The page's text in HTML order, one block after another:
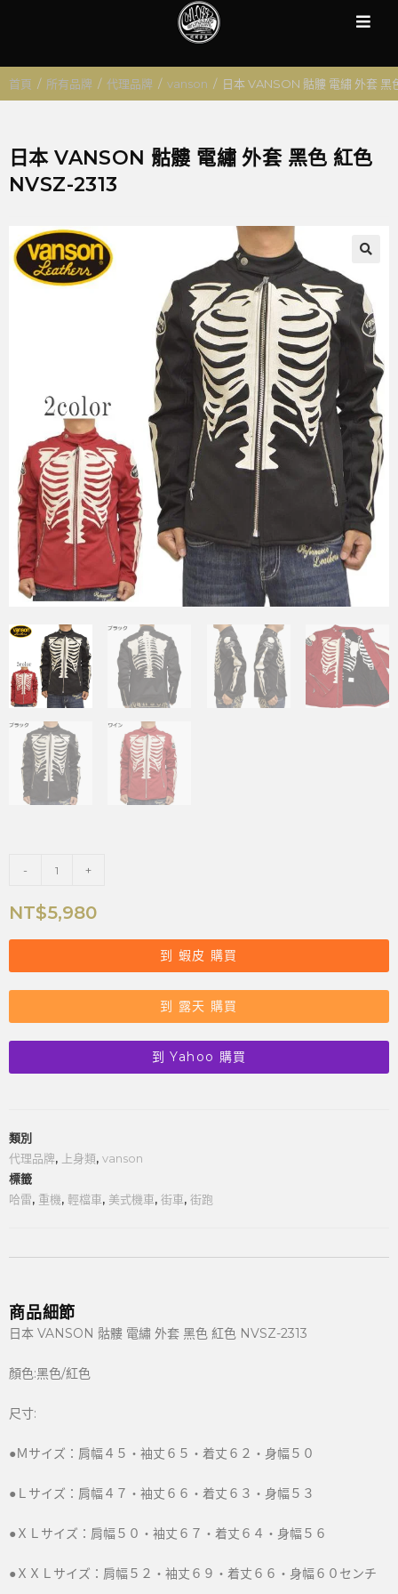
首頁 / 所有品牌 / 代理品牌 / vanson / 日本 VANSON 骷髏 電繡 外套 黑
日本 VANSON 骷髏 電繡 外套 黑色 紅色
NVSZ-2313
- +
NT$5,980
到 蝦皮 購買
到 露天 購買
到 Yahoo 購買
類別
代理品牌, 上身類, vanson
標籤
哈雷, 重機, 輕檔車, 美式機車, 街車, 街跑
商品細節
日本 VANSON 骷髏 電繡 外套 黑色 紅色 NVSZ-2313
顏色:黑色/紅色
尺寸:
●Ｍサイズ：肩幅４５・袖丈６５・着丈６２・身幅５０
●Ｌサイズ：肩幅４７・袖丈６６・着丈６３・身幅５３
●ＸＬサイズ：肩幅５０・袖丈６７・着丈６４・身幅５６
●ＸＸＬサイズ：肩幅５２・袖丈６９・着丈６６・身幅６０センチ